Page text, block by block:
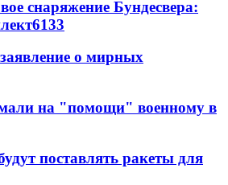
снаряжение Бундесвера:
6133
о мирных
на "помощи" военному в
поставлять ракеты для